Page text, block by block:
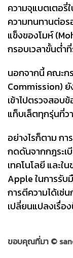
ความจุแบตเตอรี่
ความทนทานต่อ
แข็งของโมห์
กรอบเวลาขั้นต่ำ
นอกจากนี้ คณะก
Commission) ยั
เข้าไปตรวจสอบ
แท็บเล็ตทุกรุ่นที่ว
อย่างไรก็ตาม กา
กดดันจากกฎระ
เทคโนโลยี และ
Apple ในการรั
การตีความได้เช่
เปลี่ยนแปลงเรื่อ
ขอบคุณที่มา ©